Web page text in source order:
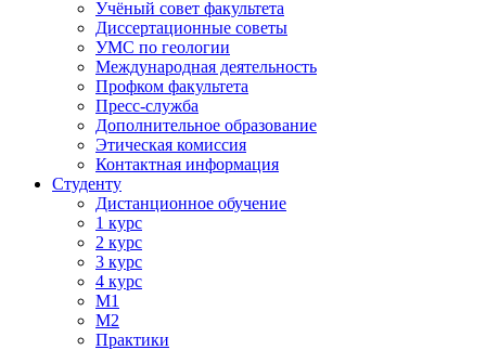
Учёный совет факультета
Диссертационные советы
УМС по геологии
Международная деятельность
Профком факультета
Пресс-служба
Дополнительное образование
Этическая комиссия
Контактная информация
Студенту
Дистанционное обучение
1 курс
2 курс
3 курс
4 курс
М1
М2
Практики